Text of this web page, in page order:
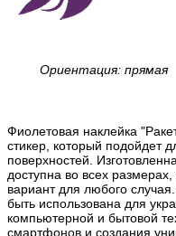
Ориентация: прямая
Фиолетовая наклейка
стикер, который подойдет
поверхностей.
доступна во всех
вариант для любого
быть использована для
компьютерной и бытовой
смартфонов и создания